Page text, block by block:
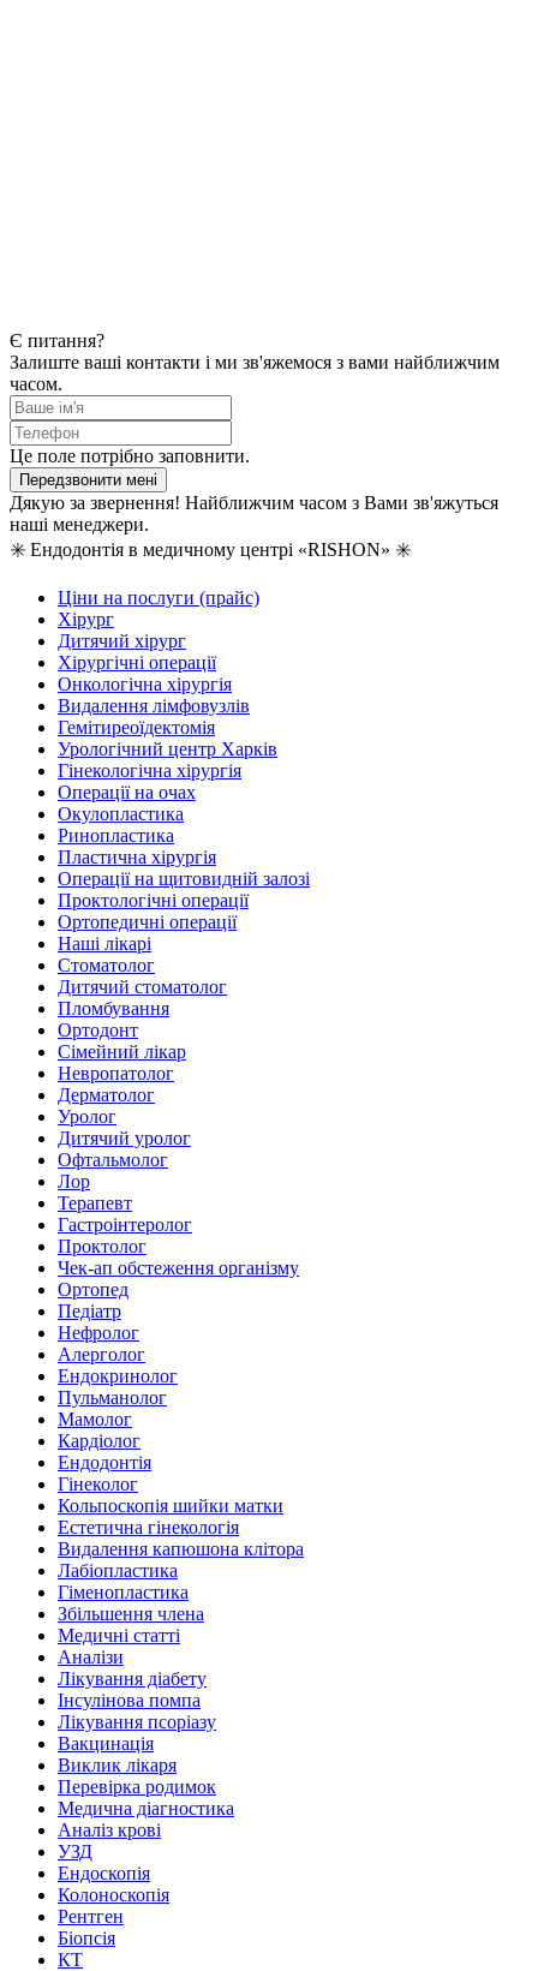
Є питання?
Залиште ваші контакти і ми зв'яжемося з вами найближчим
часом.
Це поле потрібно заповнити.
Передзвонити мені
Дякую за звернення! Найближчим часом з Вами зв'яжуться
наші менеджери.
✳️ Ендодонтія в медичному центрі «RISHON» ✳️
Ціни на послуги (прайс)
Хірург
Дитячий хірург
Хірургічні операції
Онкологічна хірургія
Видалення лімфовузлів
Гемітиреоїдектомія
Урологічний центр Харків
Гінекологічна хірургія
Операції на очах
Окулопластика
Ринопластика
Пластична хірургія
Операції на щитовидній залозі
Проктологічні операції
Ортопедичні операції
Наші лікарі
Стоматолог
Дитячий стоматолог
Пломбування
Ортодонт
Сімейний лікар
Невропатолог
Дерматолог
Уролог
Дитячий уролог
Офтальмолог
Лор
Терапевт
Гастроінтеролог
Проктолог
Чек-ап обстеження організму
Ортопед
Педіатр
Нефролог
Алерголог
Ендокринолог
Пульманолог
Мамолог
Кардіолог
Ендодонтія
Гінеколог
Кольпоскопія шийки матки
Естетична гінекологія
Видалення капюшона клітора
Лабіопластика
Гіменопластика
Збільшення члена
Медичні статті
Аналізи
Лікування діабету
Інсулінова помпа
Лікування псоріазу
Вакцинація
Виклик лікаря
Перевірка родимок
Медична діагностика
Аналіз крові
УЗД
Ендоскопія
Колоноскопія
Рентген
Біопсія
КТ